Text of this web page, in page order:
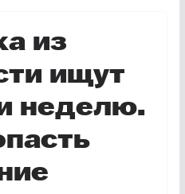
из
ищут
неделю.